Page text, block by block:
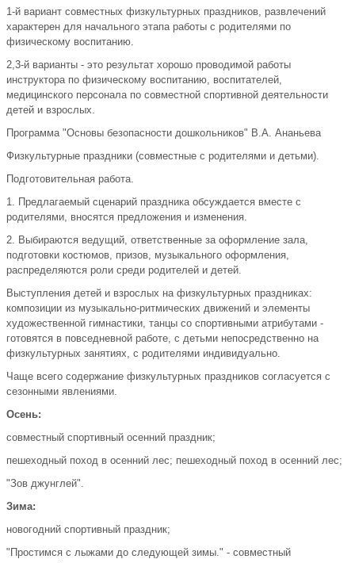
1-й вариант совместных физкультурных праздников, развлечений
характерен для начального этапа работы с родителями по
физическому воспитанию.
2,3-й варианты - это результат хорошо проводимой работы
инструктора по физическому воспитанию, воспитателей,
медицинского персонала по совместной спортивной деятельности
детей и взрослых.
Программа "Основы безопасности дошкольников" В.А. Ананьева
Физкультурные праздники (совместные с родителями и детьми).
Подготовительная работа.
1. Предлагаемый сценарий праздника обсуждается вместе с
родителями, вносятся предложения и изменения.
2. Выбираются ведущий, ответственные за оформление зала,
подготовки костюмов, призов, музыкального оформления,
распределяются роли среди родителей и детей.
Выступления детей и взрослых на физкультурных праздниках:
композиции из музыкально-ритмических движений и элементы
художественной гимнастики, танцы со спортивными атрибутами -
готовятся в повседневной работе, с детьми непосредственно на
физкультурных занятиях, с родителями индивидуально.
Чаще всего содержание физкультурных праздников согласуется с
сезонными явлениями.
Осень:
совместный спортивный осенний праздник;
пешеходный поход в осенний лес; пешеходный поход в осенний лес;
"Зов джунглей".
Зима:
новогодний спортивный праздник;
"Простимся с лыжами до следующей зимы." - совместный